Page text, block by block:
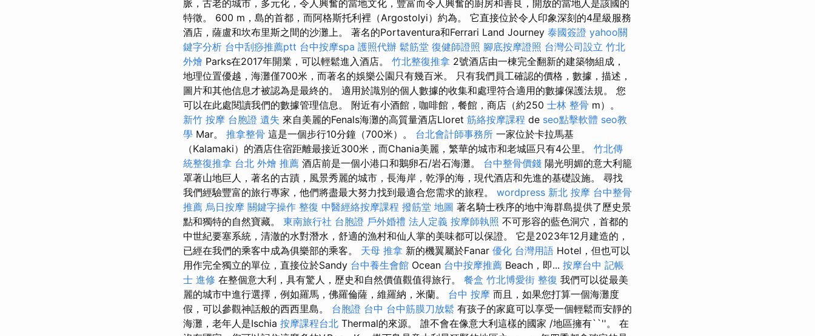
脈，古老的城市，多元化，令人興奮的當地文化，豐富而令人興奮的廚房和善良，開放的當地人是該國的
特徵。 600 m，島的首都，而阿格斯托利裡（Argostolyi）約為。 它直接位於令人印象深刻的4星級服務
酒店，薩盧和坎布里斯之間的沙灘上。 著名的Portaventura和Ferrari Land Journey 泰國簽證 yahoo關
鍵字分析 台中刮痧推薦ptt 台中按摩spa 護照代辦 鬆筋堂 復健師證照 腳底按摩證照 台灣公司設立 竹北
外燴 Parks在2017年開業，可以輕鬆進入酒店。 竹北整復推拿 2號酒店由一棟完全翻新的建築物組成，
地理位置優越，海灘僅700米，而著名的娛樂公園只有幾百米。 只有我們員工確認的價格，數據，描述，
圖片和其他信息才被認為是最終的。 適用於識別的個人數據的收集和處理符合適用的數據保護法規。 您
可以在此處閱讀我們的數據管理信息。 附近有小酒館，咖啡館，餐館，商店（約250 士林 整骨 m）。
新竹 按摩 台胞證 遺失 來自美麗的Fenals海灘的高質量酒店Lloret 筋絡按摩課程 de seo點擊軟體 seo教
學 Mar。 推拿整骨 這是一個步行10分鐘（700米）。 台北會計師事務所 一家位於卡拉馬基
（Kalamaki）的酒店住宿距離最接近300米，而Chania美麗，繁華的城市和老城區只有4公里。 竹北傳
統整復推拿 台北 外燴 推薦 酒店前是一個小港口和鵝卵石/岩石海灘。 台中整骨價錢 陽光明媚的意大利籠
罩著山地巨人，著名的古蹟，風景秀麗的城市，長海岸，乾淨的海，現代酒店和先進的基礎設施。 尋找
我們經驗豐富的旅行專家，他們將盡最大努力找到最適合您需求的旅程。 wordpress 新北 按摩 台中整骨
推薦 烏日按摩 關鍵字操作 整復 中醫經絡按摩課程 撥筋堂 地圖 著名騎士秩序的地中海群島提供了歷史景
點和獨特的自然寶藏。 東南旅行社 台胞證 戶外婚禮 法人定義 按摩師執照 不可形容的藍色洞穴，首都的
中世紀要塞系統，清澈的水對潛水，舒適的漁村和仙人掌的美味都可以保證。 它是2023年12月建造的，
已經在我們的乘客中成為俱樂部的乘客。 天母 推拿 新的機翼屬於Fanar 優化 台灣用語 Hotel，但也可以
用作完全獨立的單位，直接位於Sandy 台中養生會館 Ocean 台中按摩推薦 Beach，即... 按摩台中 記帳
士 進修 在整個意大利，具有驚人，歷史和自然價值觀值得旅行。 餐盒 竹北博愛街 整復 我們可以從最美
麗的城市中進行選擇，例如羅馬，佛羅倫薩，維羅納，米蘭。 台中 按摩 而且，如果您打算一個海灘度
假，可以參觀神話般的西西里島。 台胞證 台中 台中筋膜刀放鬆 有孩子的家庭可以享受一個輕鬆而安靜的
海灘，老年人是Ischia 按摩課程台北 Thermal的來源。 誰不會在像意大利這樣的國家 /地區擁有``''。 在